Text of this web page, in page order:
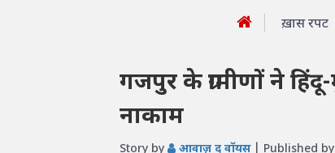
ख़ास रपट
गजपुर के ग्रामीणों ने
नाकाम
Story by आवाज़ द वॉयस | Published by